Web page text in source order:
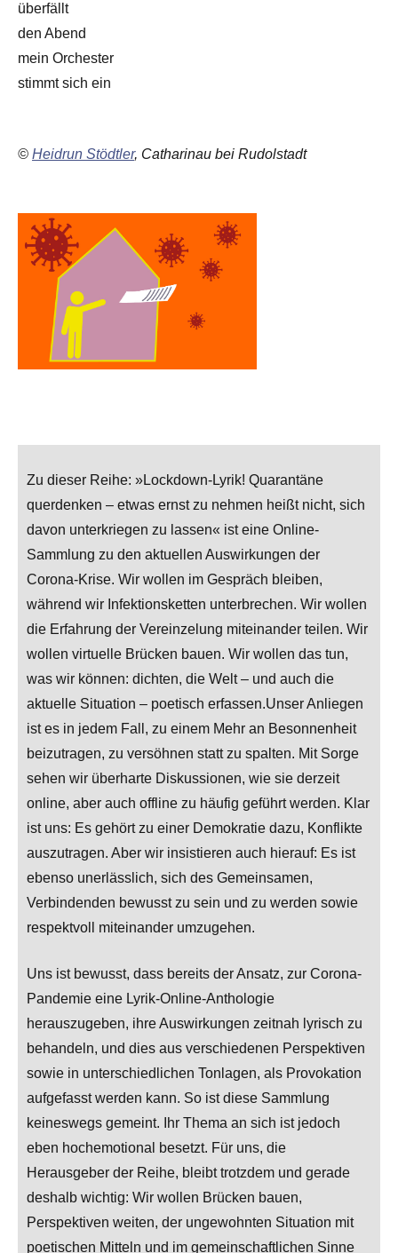
überfällt
den Abend
mein Orchester
stimmt sich ein
© Heidrun Stödtler, Catharinau bei Rudolstadt
Zu dieser Reihe: »Lockdown-Lyrik! Quarantäne
querdenken – etwas ernst zu nehmen heißt nicht, sich
davon unterkriegen zu lassen« ist eine Online-
Sammlung zu den aktuellen Auswirkungen der
Corona-Krise. Wir wollen im Gespräch bleiben,
während wir Infektionsketten unterbrechen. Wir wollen
die Erfahrung der Vereinzelung miteinander teilen. Wir
wollen virtuelle Brücken bauen. Wir wollen das tun,
was wir können: dichten, die Welt – und auch die
aktuelle Situation – poetisch erfassen.Unser Anliegen
ist es in jedem Fall, zu einem Mehr an Besonnenheit
beizutragen, zu versöhnen statt zu spalten. Mit Sorge
sehen wir überharte Diskussionen, wie sie derzeit
online, aber auch offline zu häufig geführt werden. Klar
ist uns: Es gehört zu einer Demokratie dazu, Konflikte
auszutragen. Aber wir insistieren auch hierauf: Es ist
ebenso unerlässlich, sich des Gemeinsamen,
Verbindenden bewusst zu sein und zu werden sowie
respektvoll miteinander umzugehen.
Uns ist bewusst, dass bereits der Ansatz, zur Corona-
Pandemie eine Lyrik-Online-Anthologie
herauszugeben, ihre Auswirkungen zeitnah lyrisch zu
behandeln, und dies aus verschiedenen Perspektiven
sowie in unterschiedlichen Tonlagen, als Provokation
aufgefasst werden kann. So ist diese Sammlung
keineswegs gemeint. Ihr Thema an sich ist jedoch
eben hochemotional besetzt. Für uns, die
Herausgeber der Reihe, bleibt trotzdem und gerade
deshalb wichtig: Wir wollen Brücken bauen,
Perspektiven weiten, der ungewohnten Situation mit
poetischen Mitteln und im gemeinschaftlichen Sinne